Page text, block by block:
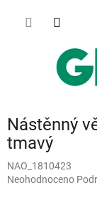
Nástěnný
tmavý
NAO_1810423
Průměrné
Neohodnoceno